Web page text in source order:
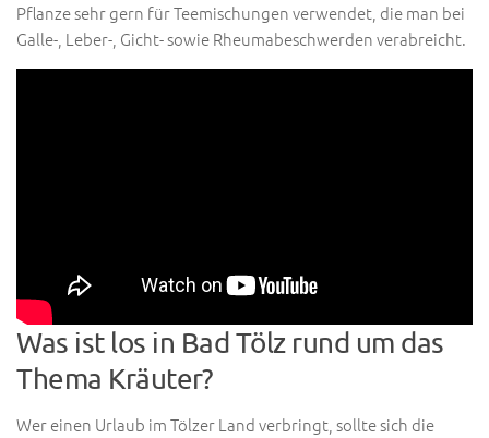
Pflanze sehr gern für Teemischungen verwendet, die man bei
Galle-, Leber-, Gicht- sowie Rheumabeschwerden verabreicht.
Was ist los in Bad Tölz rund um das
Thema Kräuter?
Wer einen Urlaub im Tölzer Land verbringt, sollte sich die